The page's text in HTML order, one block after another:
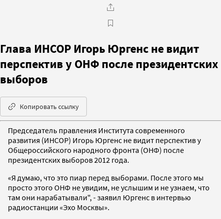
Глава ИНСОР Игорь Юргенс не видит
перспектив у ОНФ после президентских
выборов
Копировать ссылку
Председатель правления Института современного
развития (ИНСОР) Игорь Юргенс не видит перспектив у
Общероссийского народного фронта (ОНФ) после
президентских выборов 2012 года.
«Я думаю, что это пиар перед выборами. После этого мы
просто этого ОНФ не увидим, не услышим и не узнаем, что
там они нарабатывали", - заявил Юргенс в интервью
радиостанции «Эхо Москвы».